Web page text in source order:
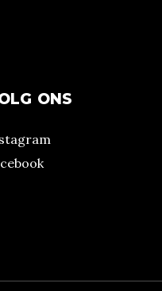
ONS